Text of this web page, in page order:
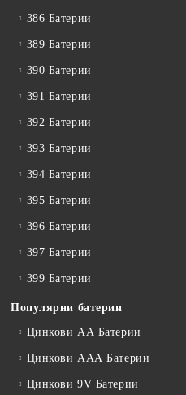
386 Батерии
389 Батерии
390 Батерии
391 Батерии
392 Батерии
393 Батерии
394 Батерии
395 Батерии
396 Батерии
397 Батерии
399 Батерии
Популярни батерии
Цинкови АА Батерии
Цинкови ААА Батерии
Цинкови 9V Батерии